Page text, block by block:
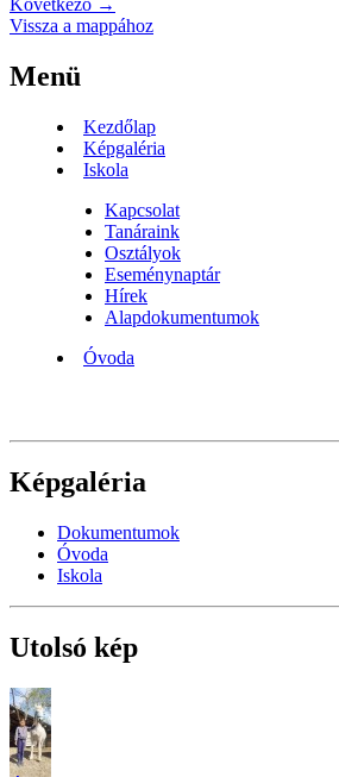
Következő →
Vissza a mappához
Menü
Kezdőlap
Képgaléria
Iskola
Kapcsolat
Tanáraink
Osztályok
Eseménynaptár
Hírek
Alapdokumentumok
Óvoda
Képgaléria
Dokumentumok
Óvoda
Iskola
Utolsó kép